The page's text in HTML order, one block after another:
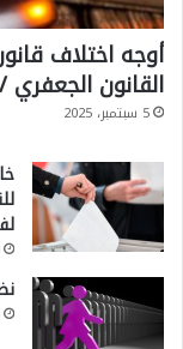
أوجه اختلاف
القانون الجعفري /
5 سبتمبر، 2025